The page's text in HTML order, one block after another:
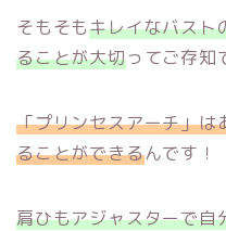
そもそもキレイなバスト
ることが大切ってご存知
「プリンセスアーチ」は
ることができるんです！
肩ひもアジャスターで自